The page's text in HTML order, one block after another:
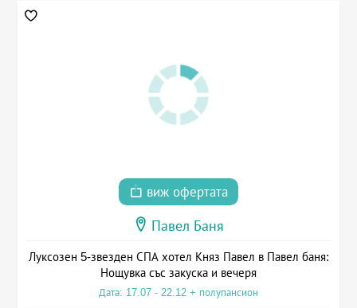
виж офертата
Павел Баня
Луксозен 5-звезден СПА хотел Княз Павел в Павел баня:
Нощувка със закуска и вечеря
Дата: 17.07 - 22.12 + полупансион